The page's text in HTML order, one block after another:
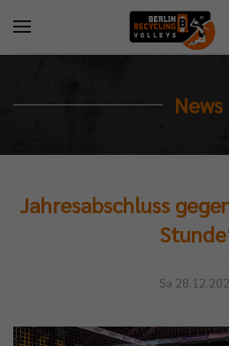
News
Jahresabschluss
Sa